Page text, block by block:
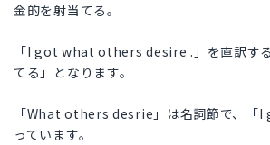
金的を射当てる。
「I got what others desire .」を直訳す
てる」となります。
「What others desrie」は名詞節で、「I
っています。